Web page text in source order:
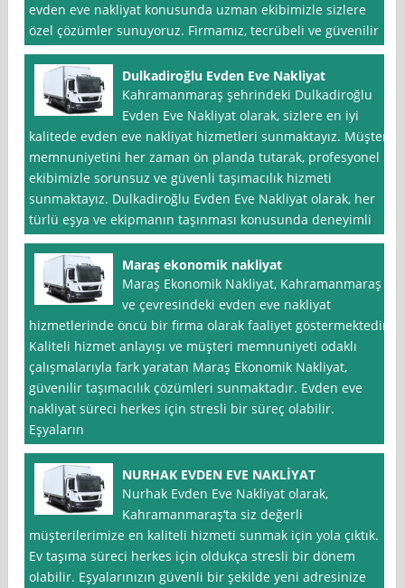
evden eve nakliyat konusunda uzman ekibimizle sizlere
özel çözümler sunuyoruz. Firmamız, tecrübeli ve güvenilir
Dulkadiroğlu Evden Eve Nakliyat
Kahramanmaraş şehrindeki Dulkadiroğlu
Evden Eve Nakliyat olarak, sizlere en iyi
kalitede evden eve nakliyat hizmetleri sunmaktayız. Müşteri
memnuniyetini her zaman ön planda tutarak, profesyonel
ekibimizle sorunsuz ve güvenli taşımacılık hizmeti
sunmaktayız. Dulkadiroğlu Evden Eve Nakliyat olarak, her
türlü eşya ve ekipmanın taşınması konusunda deneyimli
Maraş ekonomik nakliyat
Maraş Ekonomik Nakliyat, Kahramanmaraş
ve çevresindeki evden eve nakliyat
hizmetlerinde öncü bir firma olarak faaliyet göstermektedir.
Kaliteli hizmet anlayışı ve müşteri memnuniyeti odaklı
çalışmalarıyla fark yaratan Maraş Ekonomik Nakliyat,
güvenilir taşımacılık çözümleri sunmaktadır. Evden eve
nakliyat süreci herkes için stresli bir süreç olabilir.
Eşyaların
NURHAK EVDEN EVE NAKLİYAT
Nurhak Evden Eve Nakliyat olarak,
Kahramanmaraş‘ta siz değerli
müşterilerimize en kaliteli hizmeti sunmak için yola çıktık.
Ev taşıma süreci herkes için oldukça stresli bir dönem
olabilir. Eşyalarınızın güvenli bir şekilde yeni adresinize